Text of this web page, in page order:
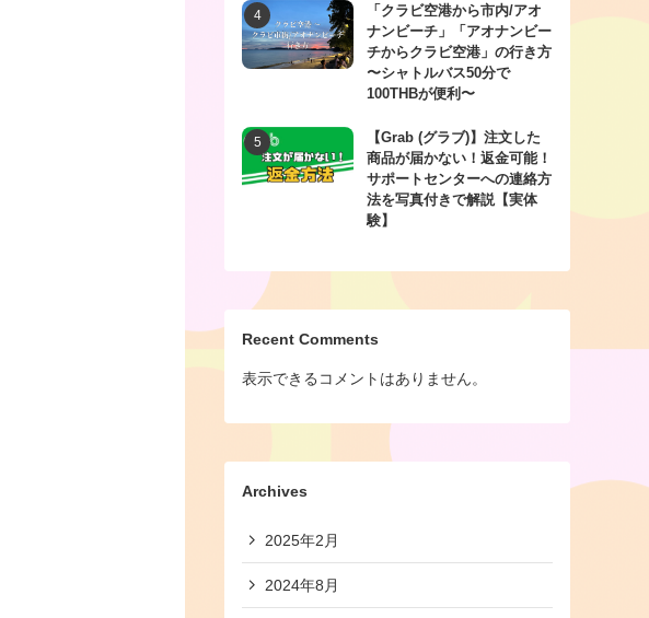
「クラビ空港から市内/アオ
ナンビーチ」「アオナンビー
チからクラビ空港」の行き方
〜シャトルバス50分で
100THBが便利〜
【Grab (グラブ)】注文した
商品が届かない！返金可能！
サポートセンターへの連絡方
法を写真付きで解説【実体
験】
Recent Comments
表示できるコメントはありません。
Archives
2025年2月
2024年8月